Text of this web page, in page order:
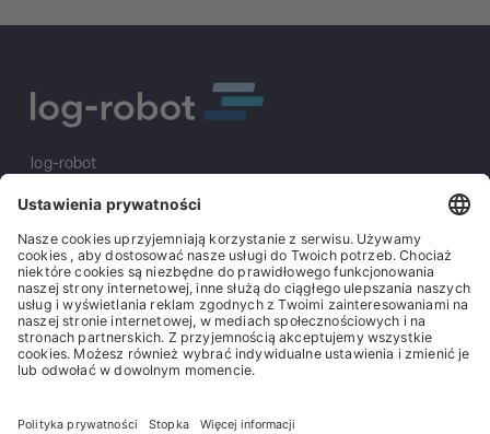
log-robot
Sailerwöhr 16
94032 Passau
+49 (0) 851/2009 30 10
info@log-robot.com
Rozwiązania
O nas
Stopka redakcyjna
Ogólne warunki zakupu